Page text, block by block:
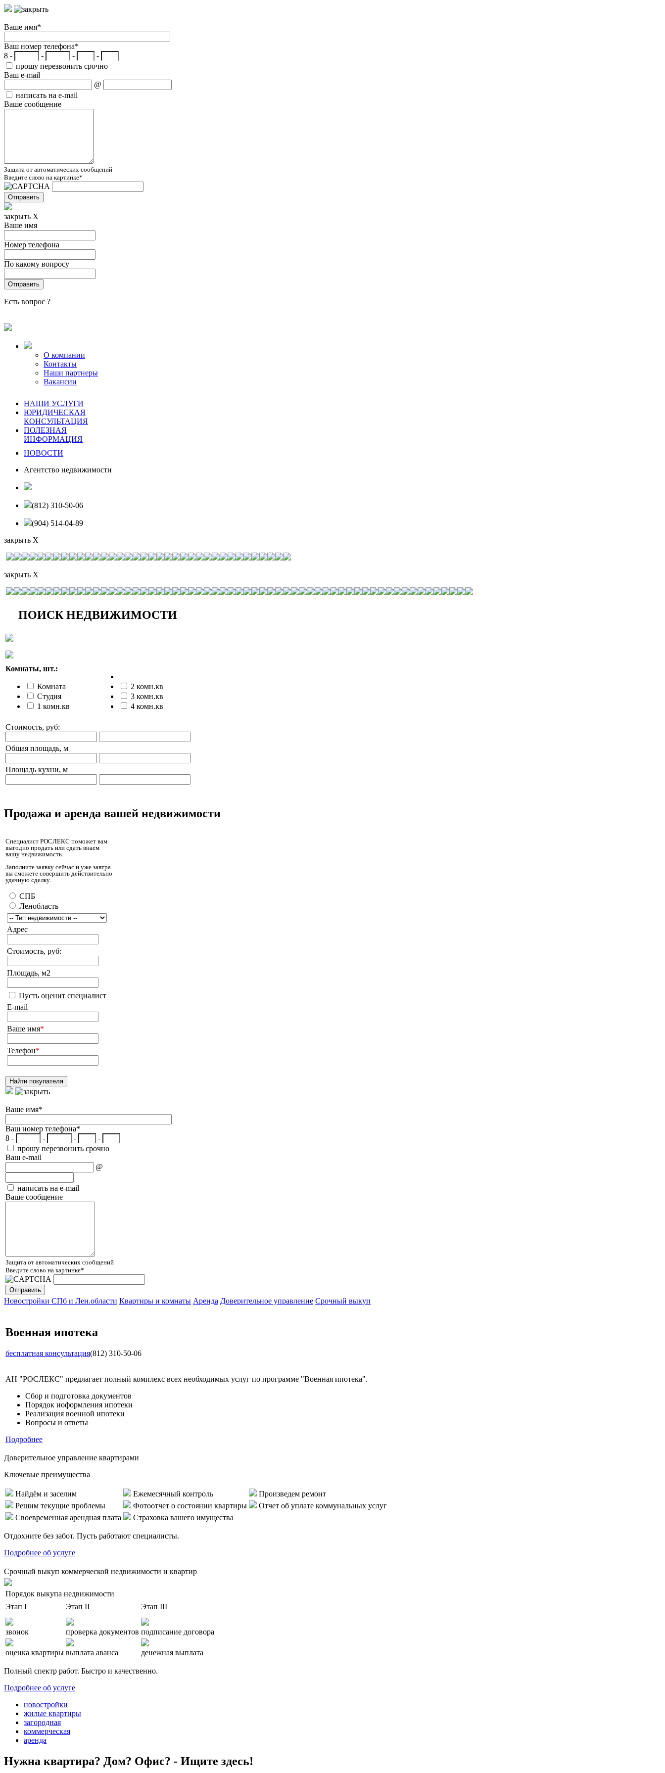
Ваше имя*
Ваш номер телефона*
8 -
- -
-
прошу перезвонить срочно
Ваш e-mail
@
написать на e-mail
Ваше сообщение
Защита от автоматических сообщений
Введите слово на картинке*
закрыть X
Ваше имя
Номер телефона
По какому вопросу
Есть вопрос ?
О компании
Контакты
Наши партнеры
Вакансии
НАШИ УСЛУГИ
ЮРИДИЧЕСКАЯ
КОНСУЛЬТАЦИЯ
ПОЛЕЗНАЯ
ИНФОРМАЦИЯ
НОВОСТИ
Агентство недвижимости
(812) 310-50-06
(904) 514-04-89
закрыть X
закрыть X
ПОИСК НЕДВИЖИМОСТИ
Комнаты, шт.:
Комната
Студия
1 комн.кв
2 комн.кв
3 комн.кв
4 комн.кв
Стоимость, руб:
Общая площадь, м
Площадь кухни, м
Продажа и аренда вашей недвижимости
Специалист РОСЛЕКС поможет вам
выгодно продать или сдать внаем
вашу недвижимость.
Заполните заявку сейчас и уже завтра
вы сможете совершить действительно
удачную сделку.
СПБ
Ленобласть
Адрес
Стоимость, руб:
Площадь, м2
Пусть оценит специалист
E-mail
Ваше имя*
Телефон*
Ваше имя*
Ваш номер телефона*
8 -
- -
-
прошу перезвонить срочно
Ваш e-mail
@
написать на e-mail
Ваше сообщение
Защита от автоматических сообщений
Введите слово на картинке*
Новостройки СПб и Лен.области Квартиры и комнаты Аренда Доверительное управление Срочный выкуп
Военная ипотека
бесплатная консультация(812) 310-50-06
АН "РОСЛЕКС" предлагает полный комплекс всех необходимых услуг по программе "Военная ипотека".
Сбор и подготовка документов
Порядок иоформления ипотеки
Реализация военной ипотеки
Вопросы и ответы
Подробнее
Доверительное управление квартирами
Ключевые преимущества
Найдём и заселим Ежемесячный контроль
Произведем ремонт
Решим текущие проблемы
Фотоотчет о состоянии квартиры
Отчет об уплате коммунальных услуг
Своевременная арендная плата
Страховка вашего имущества
Отдохните без забот. Пусть работают специалисты.
Подробнее об услуге
Срочный выкуп коммерческой недвижимости и квартир
Порядок выкупа недвижимости
Этап I
Этап II Этап III
звонок проверка документов подписание договора
оценка квартиры выплата аванса денежная выплата
Полный спектр работ. Быстро и качественно.
Подробнее об услуге
новостройки
жилые квартиры
загородная
коммерческая
аренда
Нужна квартира? Дом? Офис? - Ищите здесь!